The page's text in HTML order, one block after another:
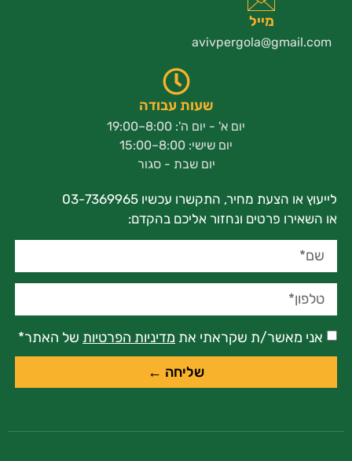
מייל
avivpergola@gmail.com
שעות עבודה
יום א' - יום ה': 8:00–19:00
יום שישי: 8:00–15:00
יום שבת - סגור
לייעוץ או הצעת מחיר, התקשרו עכשיו 03-7369965
או השאירו פרטים ונחזור אליכם בהקדם:
אני מאשר/ת שקראתי את מדיניות הפרטיות של האתר*
שליחה ←